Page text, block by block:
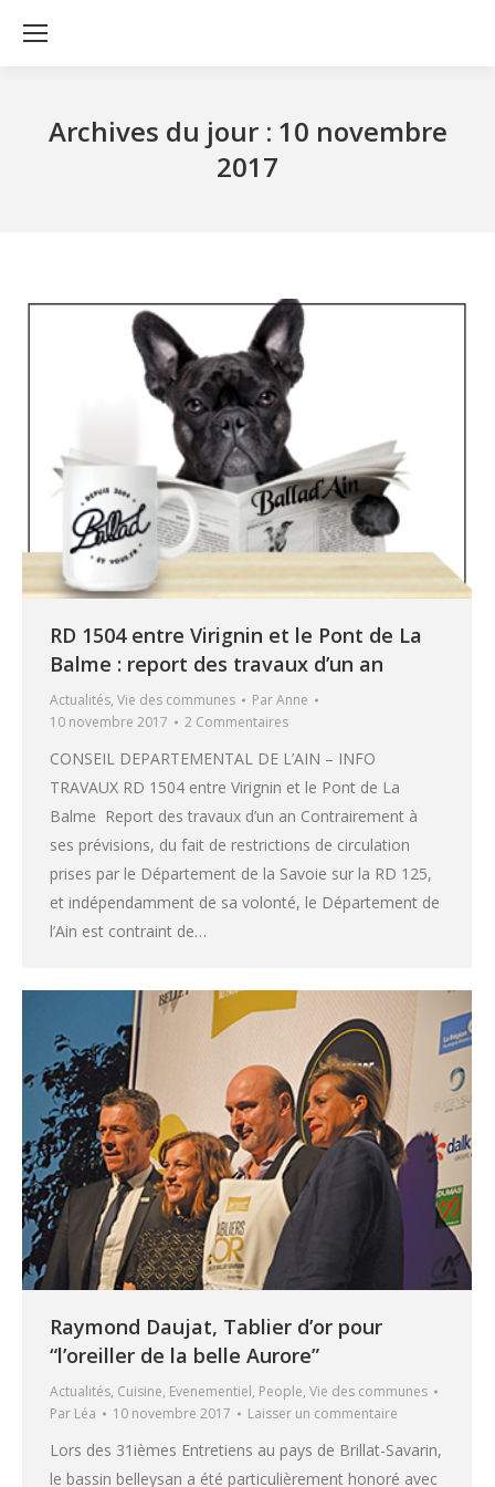
Archives du jour : 10 novembre
2017
RD 1504 entre Virignin et le Pont de La
Balme : report des travaux d’un an
Actualités, Vie des communes ParAnne
10 novembre 2017
2 Commentaires
CONSEIL DEPARTEMENTAL DE L’AIN – INFO
TRAVAUX RD 1504 entre Virignin et le Pont de La
Balme Report des travaux d’un an Contrairement à
ses prévisions, du fait de restrictions de circulation
prises par le Département de la Savoie sur la RD 125,
et indépendamment de sa volonté, le Département de
l’Ain est contraint de…
Raymond Daujat, Tablier d’or pour
“l’oreiller de la belle Aurore”
Actualités, Cuisine, Evenementiel, People, Vie des communes
Par Léa 10 novembre 2017 Laisser un commentaire
Lors des 31ièmes Entretiens au pays de Brillat-Savarin,
le bassin belleysan a été particulièrement honoré avec